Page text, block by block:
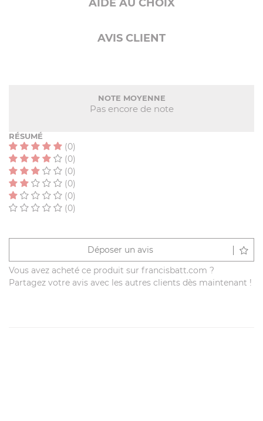
AIDE AU CHOIX
AVIS CLIENT
NOTE MOYENNE
Pas encore de note
RÉSUMÉ
(0)
(0)
(0)
(0)
(0)
(0)
Déposer un avis
Vous avez acheté ce produit sur francisbatt.com ?
Partagez votre avis avec les autres clients dès maintenant !